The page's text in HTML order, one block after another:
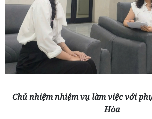
Chủ nhiệm nhiệm vụ làm việc với
Hòa